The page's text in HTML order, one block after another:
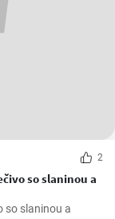
2
so slaninou a
so slaninou a